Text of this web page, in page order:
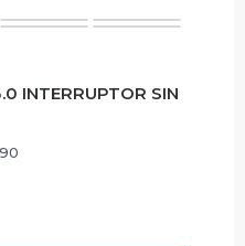
INTERRUPTOR SIN